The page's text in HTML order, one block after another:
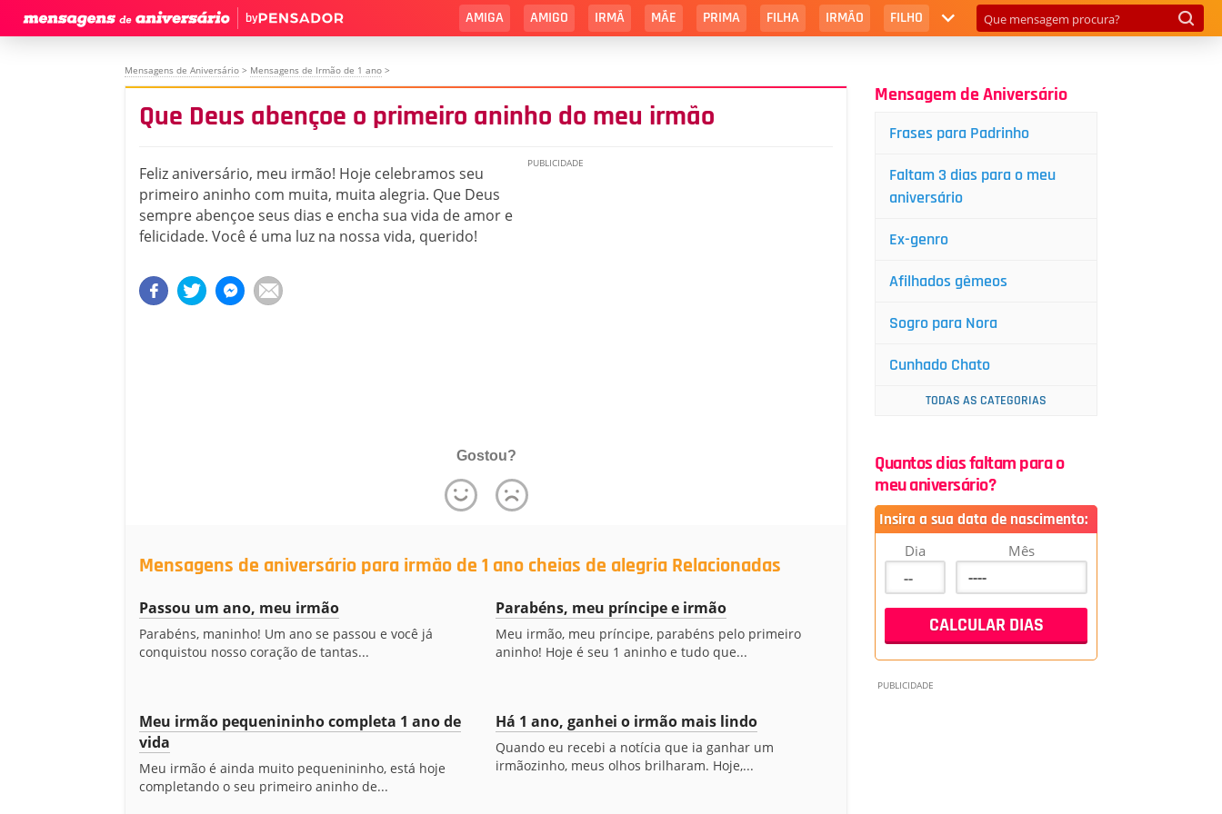
by AMIGA AMIGO IRMÃ MÃE PRIMA FILHA IRMÃO FILHO
Mensagens de Aniversário > Mensagens de Irmão de 1 ano >
Que Deus abençoe o primeiro aninho do meu irmão
Feliz aniversário, meu irmão! Hoje celebramos seu
primeiro aninho com muita, muita alegria. Que Deus
sempre abençoe seus dias e encha sua vida de amor e
felicidade. Você é uma luz na nossa vida, querido!
Gostou?
Mensagens de aniversário para irmão de 1 ano cheias de alegria Relacionadas
Passou um ano, meu irmão
Parabéns, maninho! Um ano se passou e você já
conquistou nosso coração de tantas...
Parabéns, meu príncipe e irmão
Meu irmão, meu príncipe, parabéns pelo primeiro
aninho! Hoje é seu 1 aninho e tudo que...
Meu irmão pequenininho completa 1 ano de
vida
Meu irmão é ainda muito pequenininho, está hoje
completando o seu primeiro aninho de...
Há 1 ano, ganhei o irmão mais lindo
Quando eu recebi a notícia que ia ganhar um
irmãozinho, meus olhos brilharam. Hoje,...
Mensagem de Aniversário
Frases para Padrinho
Faltam 3 dias para o meu
aniversário
Ex-genro
Afilhados gêmeos
Sogro para Nora
Cunhado Chato
TODAS AS CATEGORIAS
Quantos dias faltam para o
meu aniversário?
Insira a sua data de nascimento:
Dia Mês